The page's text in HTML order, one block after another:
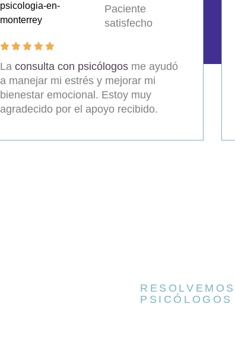
Paciente
satisfecho
La consulta con psicólogosme ayudó
a manejar mi estrés y mejorar mi
bienestar emocional. Estoy muy
agradecido por el apoyo recibido.